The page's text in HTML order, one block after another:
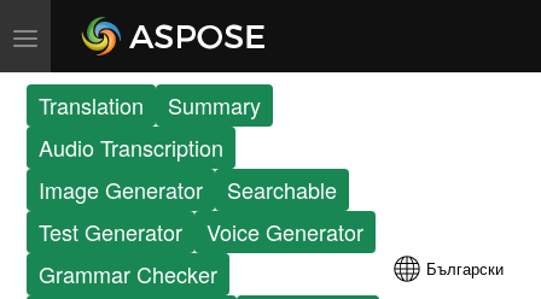
Translation
Summary
Audio Transcription
Image Generator
Searchable
Test Generator
Voice Generator
Grammar Checker
Български